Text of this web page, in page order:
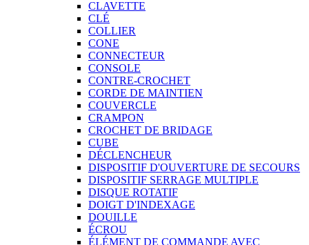
CLAVETTE
CLÉ
COLLIER
CONE
CONNECTEUR
CONSOLE
CONTRE-CROCHET
CORDE DE MAINTIEN
COUVERCLE
CRAMPON
CROCHET DE BRIDAGE
CUBE
DÉCLENCHEUR
DISPOSITIF D'OUVERTURE DE SECOURS
DISPOSITIF SERRAGE MULTIPLE
DISQUE ROTATIF
DOIGT D'INDEXAGE
DOUILLE
ÉCROU
ÉLÉMENT DE COMMANDE AVEC